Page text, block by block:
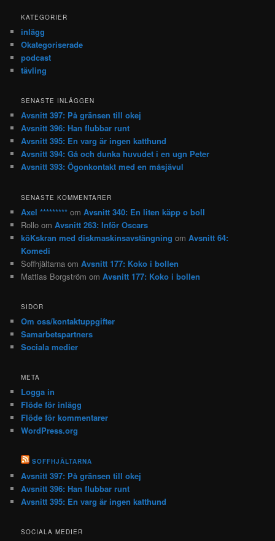
KATEGORIER
inlägg
Okategoriserade
podcast
tävling
SENASTE INLÄGGEN
Avsnitt 397: På gränsen till okej
Avsnitt 396: Han flubbar runt
Avsnitt 395: En varg är ingen katthund
Avsnitt 394: Gå och dunka huvudet i en ugn Peter
Avsnitt 393: Ögonkontakt med en måsjävul
SENASTE KOMMENTARER
Axel ********* omAvsnitt 340: En liten käpp o boll
Rollo omAvsnitt 263: Inför Oscars
köKskran med diskmaskinsavstängning omAvsnitt 64:
Komedi
Soffhjältarna omAvsnitt 177: Koko i bollen
Mattias Borgström omAvsnitt 177: Koko i bollen
SIDOR
Om oss/kontaktuppgifter
Samarbetspartners
Sociala medier
META
Logga in
Flöde för inlägg
Flöde för kommentarer
WordPress.org
SOFFHJÄLTARNA
Avsnitt 397: På gränsen till okej
Avsnitt 396: Han flubbar runt
Avsnitt 395: En varg är ingen katthund
SOCIALA MEDIER